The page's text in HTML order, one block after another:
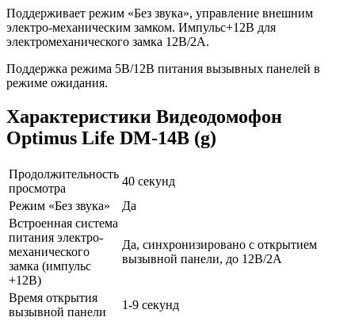
Поддерживает режим «Без звука», управление внешним
электро-механическим замком. Импульс+12В для
электромеханического замка 12В/2А.
Поддержка режима 5В/12В питания вызывных панелей в
режиме ожидания.
Характеристики Видеодомофон
Optimus Life DM-14B (g)
Продолжительность
просмотра
40 секунд
Режим «Без звука»
Да
Встроенная система
питания электро-
механического
замка (импульс
+12В)
Да, синхронизировано с открытием
вызывной панели, до 12В/2А
Время открытия
вызывной панели
1-9 секунд